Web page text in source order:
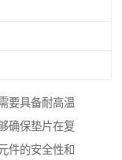
要具备耐高温
确保垫片在复
件的安全性和